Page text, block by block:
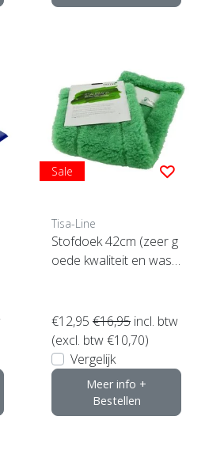
Sale
Tisa-Line
Stofdoek 42cm (zeer g
oede kwaliteit en wasb
€12,95 €16,95 incl. btw
(excl. btw €10,70)
Vergelijk
Meer info +
Bestellen